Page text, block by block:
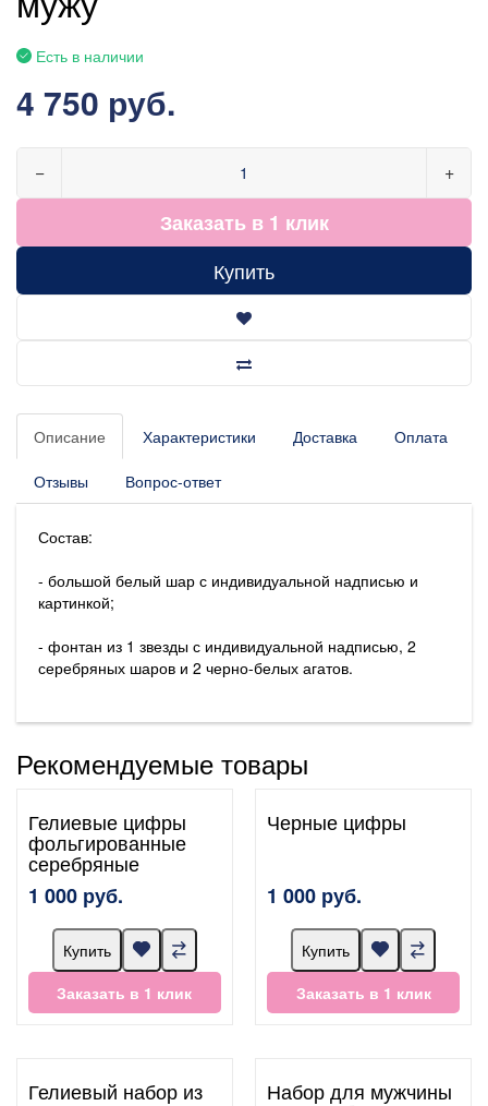
Есть в наличии
4 750 руб.
− +
Заказать в 1 клик
Купить
Описание Характеристики Доставка Оплата
Отзывы Вопрос-ответ
Состав:
- большой белый шар с индивидуальной надписью и
картинкой;
- фонтан из 1 звезды с индивидуальной надписью, 2
серебряных шаров и 2 черно-белых агатов.
Рекомендуемые товары
Гелиевые цифры
фольгированные
серебряные
1 000 руб.
Купить
Заказать в 1 клик
Черные цифры
1 000 руб.
Купить
Заказать в 1 клик
Гелиевый набор из Набор для мужчины